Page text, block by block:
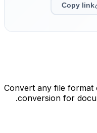
Copy link
Convert any file format
conversion for